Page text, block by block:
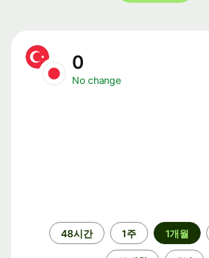
0
No change
48시간 1주 1개월